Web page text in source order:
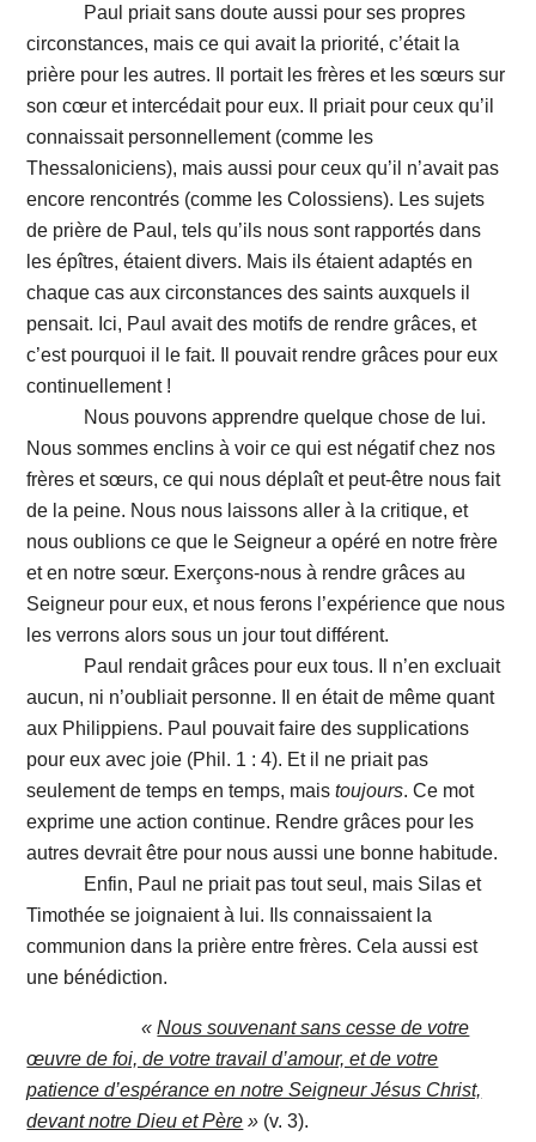
Paul priait sans doute aussi pour ses propres
circonstances, mais ce qui avait la priorité, c’était la
prière pour les autres. Il portait les frères et les sœurs sur
son cœur et intercédait pour eux. Il priait pour ceux qu’il
connaissait personnellement (comme les
Thessaloniciens), mais aussi pour ceux qu’il n’avait pas
encore rencontrés (comme les Colossiens). Les sujets
de prière de Paul, tels qu’ils nous sont rapportés dans
les épîtres, étaient divers. Mais ils étaient adaptés en
chaque cas aux circonstances des saints auxquels il
pensait. Ici, Paul avait des motifs de rendre grâces, et
c’est pourquoi il le fait. Il pouvait rendre grâces pour eux
continuellement !
Nous pouvons apprendre quelque chose de lui.
Nous sommes enclins à voir ce qui est négatif chez nos
frères et sœurs, ce qui nous déplaît et peut-être nous fait
de la peine. Nous nous laissons aller à la critique, et
nous oublions ce que le Seigneur a opéré en notre frère
et en notre sœur. Exerçons-nous à rendre grâces au
Seigneur pour eux, et nous ferons l’expérience que nous
les verrons alors sous un jour tout différent.
Paul rendait grâces pour eux tous. Il n’en excluait
aucun, ni n’oubliait personne. Il en était de même quant
aux Philippiens. Paul pouvait faire des supplications
pour eux avec joie (Phil. 1 : 4). Et il ne priait pas
seulement de temps en temps, maistoujours. Ce mot
exprime une action continue. Rendre grâces pour les
autres devrait être pour nous aussi une bonne habitude.
Enfin, Paul ne priait pas tout seul, mais Silas et
Timothée se joignaient à lui. Ils connaissaient la
communion dans la prière entre frères. Cela aussi est
une bénédiction.
« Nous souvenant sans cesse de votre
œuvre de foi, de votre travail d’amour, et de votre
patience d’espérance en notre Seigneur Jésus Christ,
devant notre Dieu et Père » (v. 3).